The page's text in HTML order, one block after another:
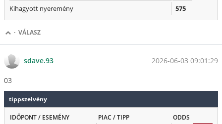
Kihagyott nyeremény
575
· VÁLASZ
sdave.93 2026-06-03 09:01:29
03
tippszelvény
IDŐPONT / ESEMÉNY PIAC / TIPP ODDS